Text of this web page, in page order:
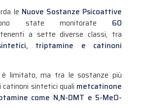
le Nuove Sostanze Psicoattive
state monitorate 60
a sette diverse classi, tra
triptamine e catinoni
è limitato, ma tra le sostanze più
catinoni sintetici quali metcatinone
come N,N-DMT e 5-MeO-